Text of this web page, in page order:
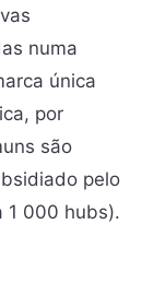
numa
única
por
são
pelo
1 000 hubs).